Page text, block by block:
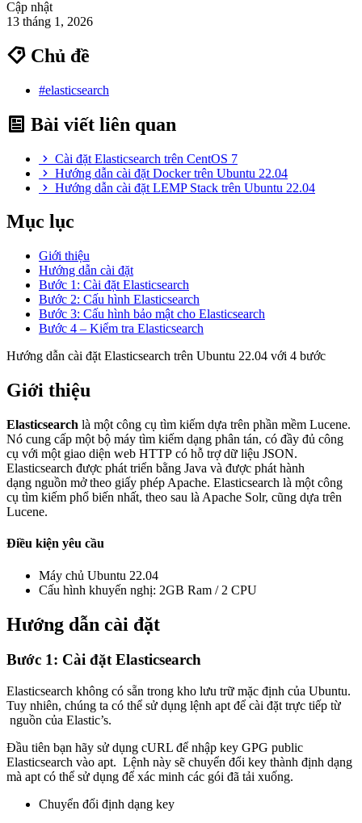
Cập nhật
13 tháng 1, 2026
Chủ đề
#elasticsearch
Bài viết liên quan
Cài đặt Elasticsearch trên CentOS 7
Hướng dẫn cài đặt Docker trên Ubuntu 22.04
Hướng dẫn cài đặt LEMP Stack trên Ubuntu 22.04
Mục lục
Giới thiệu
Hướng dẫn cài đặt
Bước 1: Cài đặt Elasticsearch
Bước 2: Cấu hình Elasticsearch
Bước 3: Cấu hình bảo mật cho Elasticsearch
Bước 4 – Kiểm tra Elasticsearch
Hướng dẫn cài đặt Elasticsearch trên Ubuntu 22.04 với 4 bước
Giới thiệu
Elasticsearch là một công cụ tìm kiếm dựa trên phần mềm Lucene.
Nó cung cấp một bộ máy tìm kiếm dạng phân tán, có đầy đủ công
cụ với một giao diện web HTTP có hỗ trợ dữ liệu JSON.
Elasticsearch được phát triển bằng Java và được phát hành
dạng nguồn mở theo giấy phép Apache. Elasticsearch là một công
cụ tìm kiếm phổ biến nhất, theo sau là Apache Solr, cũng dựa trên
Lucene.
Điều kiện yêu cầu
Máy chủ Ubuntu 22.04
Cấu hình khuyến nghị: 2GB Ram / 2 CPU
Hướng dẫn cài đặt
Bước 1: Cài đặt Elasticsearch
Elasticsearch không có sẵn trong kho lưu trữ mặc định của Ubuntu.
Tuy nhiên, chúng ta có thể sử dụng lệnh apt để cài đặt trực tiếp từ
nguồn của Elastic’s.
Đầu tiên bạn hãy sử dụng cURL để nhập key GPG public
Elasticsearch vào apt. Lệnh này sẽ chuyển đổi key thành định dạng
mà apt có thể sử dụng để xác minh các gói đã tải xuống.
Chuyển đổi định dạng key